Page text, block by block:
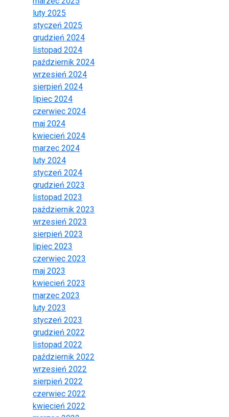
luty 2025
styczeń 2025
grudzień 2024
listopad 2024
październik 2024
wrzesień 2024
sierpień 2024
lipiec 2024
czerwiec 2024
maj 2024
kwiecień 2024
marzec 2024
luty 2024
styczeń 2024
grudzień 2023
listopad 2023
październik 2023
wrzesień 2023
sierpień 2023
lipiec 2023
czerwiec 2023
maj 2023
kwiecień 2023
marzec 2023
luty 2023
styczeń 2023
grudzień 2022
listopad 2022
październik 2022
wrzesień 2022
sierpień 2022
czerwiec 2022
kwiecień 2022